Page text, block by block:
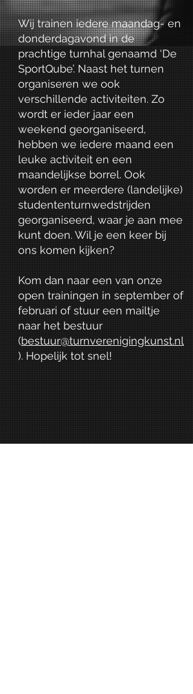
Wij trainen iedere maandag- en
donderdagavond in de
prachtige turnhal genaamd ‘De
SportQube’. Naast het turnen
organiseren we ook
verschillende activiteiten. Zo
wordt er ieder jaar een
weekend georganiseerd,
hebben we iedere maand een
leuke activiteit en een
maandelijkse borrel. Ook
worden er meerdere (landelijke)
studententurnwedstrijden
georganiseerd, waar je aan mee
kunt doen. Wil je een keer bij
ons komen kijken?
Kom dan naar een van onze
open trainingen in september of
februari of stuur een mailtje
naar het bestuur
(bestuur@turnverenigingkunst.nl
). Hopelijk tot snel!